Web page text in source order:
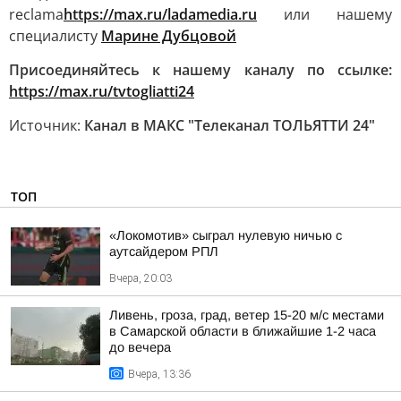
reclamahttps://max.ru/ladamedia.ru или нашему
специалисту Марине Дубцовой
Присоединяйтесь к нашему каналу по ссылке:
https://max.ru/tvtogliatti24
Источник: Канал в МАКС "Телеканал ТОЛЬЯТТИ 24"
ТОП
«Локомотив» сыграл нулевую ничью с
аутсайдером РПЛ
Вчера, 20:03
Ливень, гроза, град, ветер 15-20 м/с местами
в Самарской области в ближайшие 1-2 часа
до вечера
Вчера, 13:36